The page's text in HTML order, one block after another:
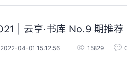
| 云享·书库 No.9 期推荐
2022-04-01 15:12:56 15829 0